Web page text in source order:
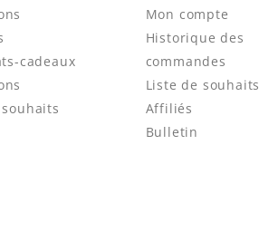
cadeaux
Mon compte
Historique des
commandes
Liste de souhaits
Affiliés
Bulletin